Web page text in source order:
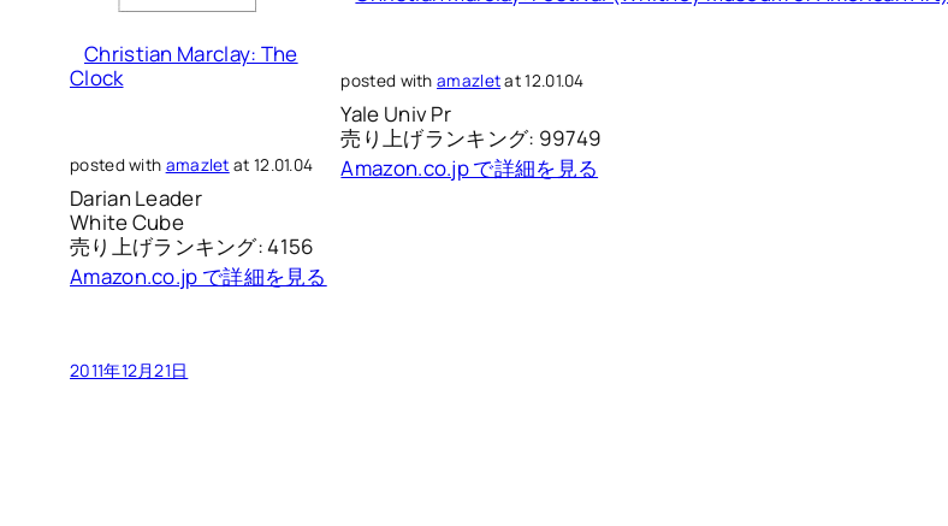
Christian Marclay: The
Clock
posted with amazlet at 12.01.04
Darian Leader
White Cube
売り上げランキング: 4156
Amazon.co.jp で詳細を見る
posted withamazletat 12.01.04
Yale Univ Pr
売り上げランキング: 99749
Amazon.co.jp で詳細を見る
2011年12月21日